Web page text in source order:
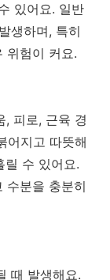
있어요. 일반
생하며, 특히
위험이 커요.
, 피로, 근육 경
어지고 따뜻해
릴 수 있어요.
수분을 충분히
때 발생해요.